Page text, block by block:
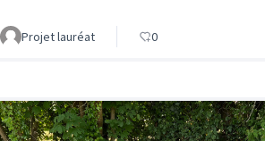
Projet lauréat 0